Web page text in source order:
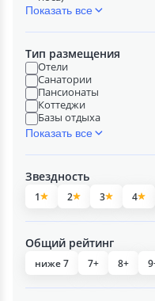
Показать все
Тип размещения
Отели
Санатории
Пансионаты
Коттеджи
Базы отдыха
Показать все
Звездность
1 2 3 4
Общий рейтинг
ниже 7 7+ 8+